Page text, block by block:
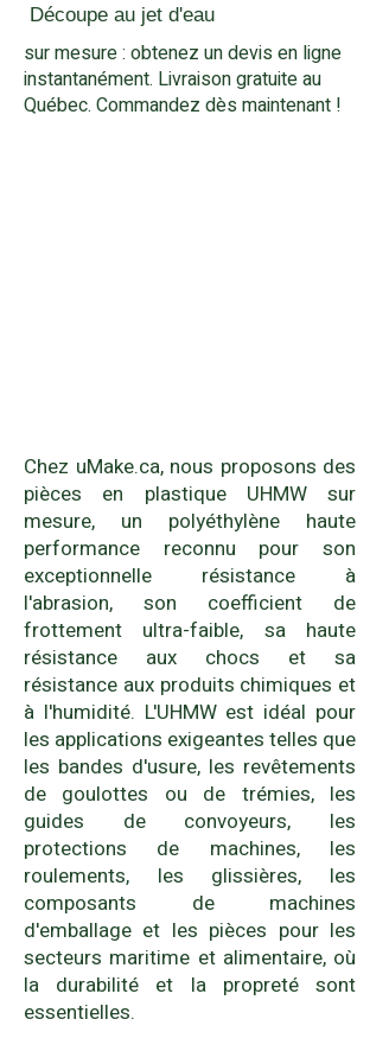
Découpe au jet d'eau
sur mesure : obtenez un devis en ligne
instantanément. Livraison gratuite au
Québec. Commandez dès maintenant !
Chez uMake.ca, nous proposons des
pièces en plastique UHMW sur
mesure, un polyéthylène haute
performance reconnu pour son
exceptionnelle résistance à
l'abrasion, son coefficient de
frottement ultra-faible, sa haute
résistance aux chocs et sa
résistance aux produits chimiques et
à l'humidité. L'UHMW est idéal pour
les applications exigeantes telles que
les bandes d'usure, les revêtements
de goulottes ou de trémies, les
guides de convoyeurs, les
protections de machines, les
roulements, les glissières, les
composants de machines
d'emballage et les pièces pour les
secteurs maritime et alimentaire, où
la durabilité et la propreté sont
essentielles.